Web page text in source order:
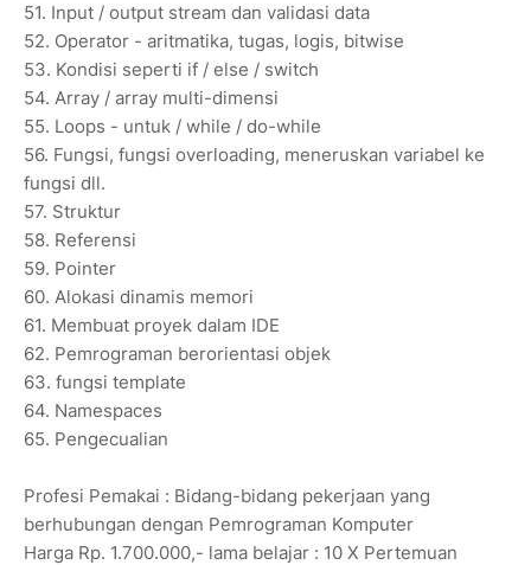
51. Input / output stream dan validasi data
52. Operator - aritmatika, tugas, logis, bitwise
53. Kondisi seperti if / else / switch
54. Array / array multi-dimensi
55. Loops - untuk / while / do-while
56. Fungsi, fungsi overloading, meneruskan variabel ke
fungsi dll.
57. Struktur
58. Referensi
59. Pointer
60. Alokasi dinamis memori
61. Membuat proyek dalam IDE
62. Pemrograman berorientasi objek
63. fungsi template
64. Namespaces
65. Pengecualian
Profesi Pemakai : Bidang-bidang pekerjaan yang
berhubungan dengan Pemrograman Komputer
Harga Rp. 1.700.000,- lama belajar : 10 X Pertemuan